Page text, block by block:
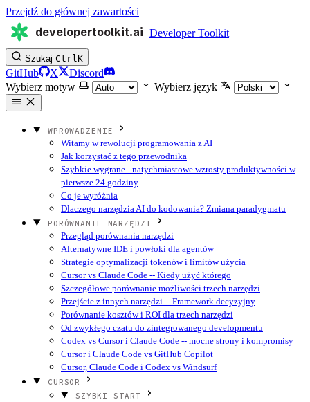
Przejdź do głównej zawartości
developertoolkit.ai Developer Toolkit
Szukaj CtrlK
GitHub X
Discord
Wybierz motyw
Wybierz język
WPROWADZENIE
Witamy w rewolucji programowania z AI
Jak korzystać z tego przewodnika
Szybkie wygrane - natychmiastowe wzrosty produktywności w
pierwsze 24 godziny
Co je wyróżnia
Dlaczego narzędzia AI do kodowania? Zmiana paradygmatu
PORÓWNANIE NARZĘDZI
Przegląd porównania narzędzi
Alternatywne IDE i powłoki dla agentów
Strategie optymalizacji tokenów i limitów użycia
Cursor vs Claude Code -- Kiedy użyć którego
Szczegółowe porównanie możliwości trzech narzędzi
Przejście z innych narzędzi -- Framework decyzyjny
Porównanie kosztów i ROI dla trzech narzędzi
Od zwykłego czatu do zintegrowanego developmentu
Codex vs Cursor i Claude Code -- mocne strony i kompromisy
Cursor i Claude Code vs GitHub Copilot
Cursor, Claude Code i Codex vs Windsurf
CURSOR
SZYBKI START